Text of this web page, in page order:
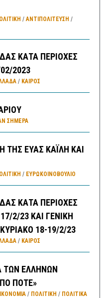
/ ΑΝΤΙΠΟΛΊΤΕΥΣΗ /
ΚΑΤΑ ΠΕΡΙΟΧΕΣ
2023
/ ΚΑΙΡΌΣ
ΣΉΜΕΡΑ
ΤΗΣ ΕΥΑΣ ΚΑΪΛΗ ΚΑΙ
/ ΕΥΡΩΚΟΙΝΟΒΟΥΛΙΟ
ΚΑΤΑ ΠΕΡΙΟΧΕΣ
2/23 ΚΑΙ ΓΕΝΙΚΗ
18-19/2/23
/ ΚΑΙΡΌΣ
ΤΩΝ ΕΛΛΗΝΩΝ
ΠΟΤΕ»
/ ΠΟΛΙΤΙΚΗ / ΠΟΛΙΤΙΚΆ